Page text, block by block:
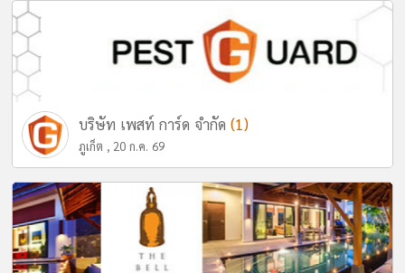
บริษัท เพสท์ การ์ด จำกัด (1)
ภูเก็ต , 20 ก.ค. 69